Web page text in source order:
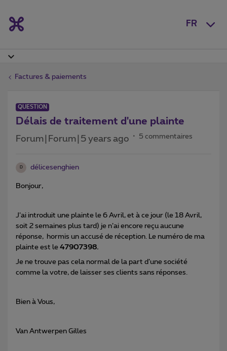
FR
Factures & paiements
QUESTION
Délais de traitement d'une plainte
Forum|Forum|5 years ago 5 commentaires
D délicesenghien
Bonjour,
J’ai introduit une plainte le 6 Avril, et à ce jour (le 18 Avril,
soit 2 semaines plus tard) je n’ai encore reçu aucune
réponse, hormis un accusé de réception. Le numéro de ma
plainte est le 47907398.
Je ne trouve pas cela normal de la part d’une société
comme la votre, de laisser ses clients sans réponses.
Bien à Vous,
Van Antwerpen Gilles